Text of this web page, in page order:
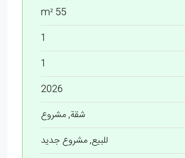
55 m²
1
1
2026
شقة, مشروع
للبيع, مشروع جديد